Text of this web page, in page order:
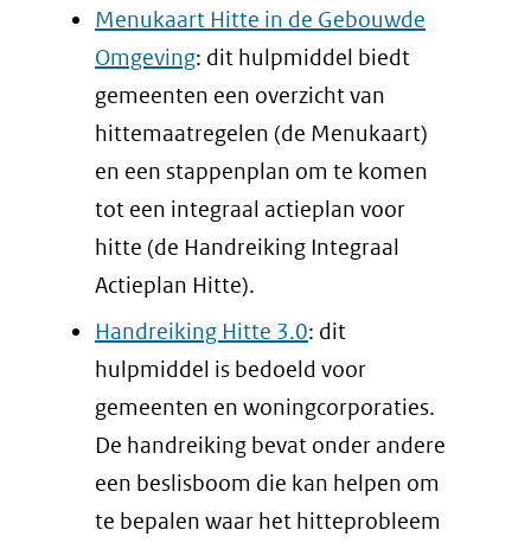
Menukaart Hitte in de Gebouwde
Omgeving: dit hulpmiddel biedt
gemeenten een overzicht van
hittemaatregelen (de Menukaart)
en een stappenplan om te komen
tot een integraal actieplan voor
hitte (de Handreiking Integraal
Actieplan Hitte).
Handreiking Hitte 3.0: dit
hulpmiddel is bedoeld voor
gemeenten en woningcorporaties.
De handreiking bevat onder andere
een beslisboom die kan helpen om
te bepalen waar het hitteprobleem